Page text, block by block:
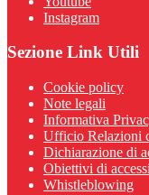
Instagram
Sezione Link Utili
Cookie policy
Note legali
Informativa
Ufficio Relazioni
Dichiarazione di
Obiettivi di
Whistleblowing